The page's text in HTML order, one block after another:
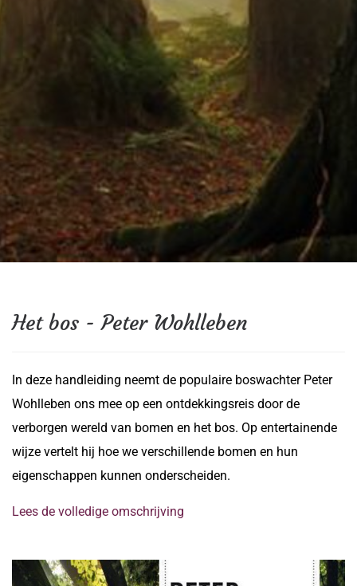
Het bos - Peter Wohlleben
In deze handleiding neemt de populaire boswachter Peter
Wohlleben ons mee op een ontdekkingsreis door de
verborgen wereld van bomen en het bos. Op entertainende
wijze vertelt hij hoe we verschillende bomen en hun
eigenschappen kunnen onderscheiden.
Lees de volledige omschrijving